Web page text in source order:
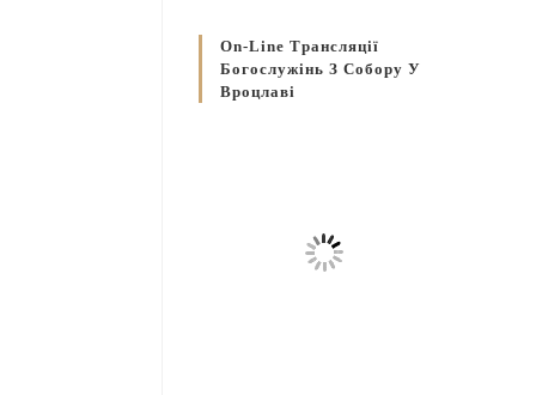
On-Line Трансляції
Богослужінь З Собору У
Вроцлаві